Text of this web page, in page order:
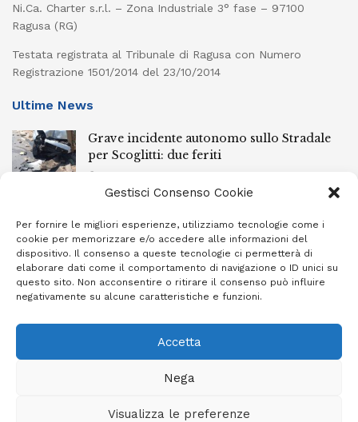
Gestisci Consenso Cookie
Per fornire le migliori esperienze, utilizziamo tecnologie come i
cookie per memorizzare e/o accedere alle informazioni del
dispositivo. Il consenso a queste tecnologie ci permetterà di
elaborare dati come il comportamento di navigazione o ID unici su
questo sito. Non acconsentire o ritirare il consenso può influire
negativamente su alcune caratteristiche e funzioni.
Accetta
Nega
Visualizza le preferenze
Ni.Ca. Charter s.r.l. – Zona Industriale 3° fase – 97100
Ragusa (RG)
Testata registrata al Tribunale di Ragusa con Numero
Registrazione 1501/2014 del 23/10/2014
Ultime News
Grave incidente autonomo sullo Stradale
per Scoglitti: due feriti
della provincia iblea, 23 stranieri espulsi
6 AGOSTO 2026
Ragusa piange la scomparsa di Giuseppe
Mazzone